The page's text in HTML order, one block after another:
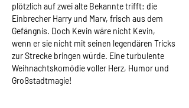
plötzlich auf zwei alte Bekannte trifft: die
Einbrecher Harry und Marv, frisch aus dem
Gefängnis. Doch Kevin wäre nicht Kevin,
wenn er sie nicht mit seinen legendären Tricks
zur Strecke bringen würde. Eine turbulente
Weihnachtskomödie voller Herz, Humor und
Großstadtmagie!